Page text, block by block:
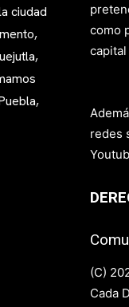
ciudad
como
redes
(C)
Cada